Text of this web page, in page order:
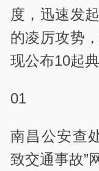
度，迅速发
的凌厉攻势
现公布10起
01
南昌公安查
致交通事故”